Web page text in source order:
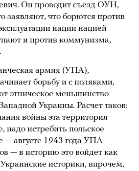
Он проводит съезд ОУН,
заявляют, что борются против
нации нацией
и против коммунизма,
армия (УПА),
борьбу и с поляками,
этническое меньшинство
Украины. Расчет таков:
войны эта территория
истребить польское
— августе 1943 года УПА
— в историю это войдет как
историки, впрочем,